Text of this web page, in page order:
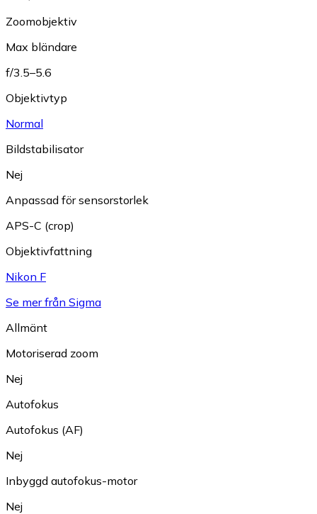
Zoomobjektiv
Max bländare
f/3.5–5.6
Objektivtyp
Normal
Bildstabilisator
Nej
Anpassad för sensorstorlek
APS-C (crop)
Objektivfattning
Nikon F
Se mer från Sigma
Allmänt
Motoriserad zoom
Nej
Autofokus
Autofokus (AF)
Nej
Inbyggd autofokus-motor
Nej